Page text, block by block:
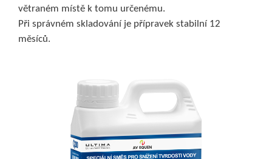
větraném místě k tomu určenému.
Při správném skladování je přípravek stabilní 12
měsíců.